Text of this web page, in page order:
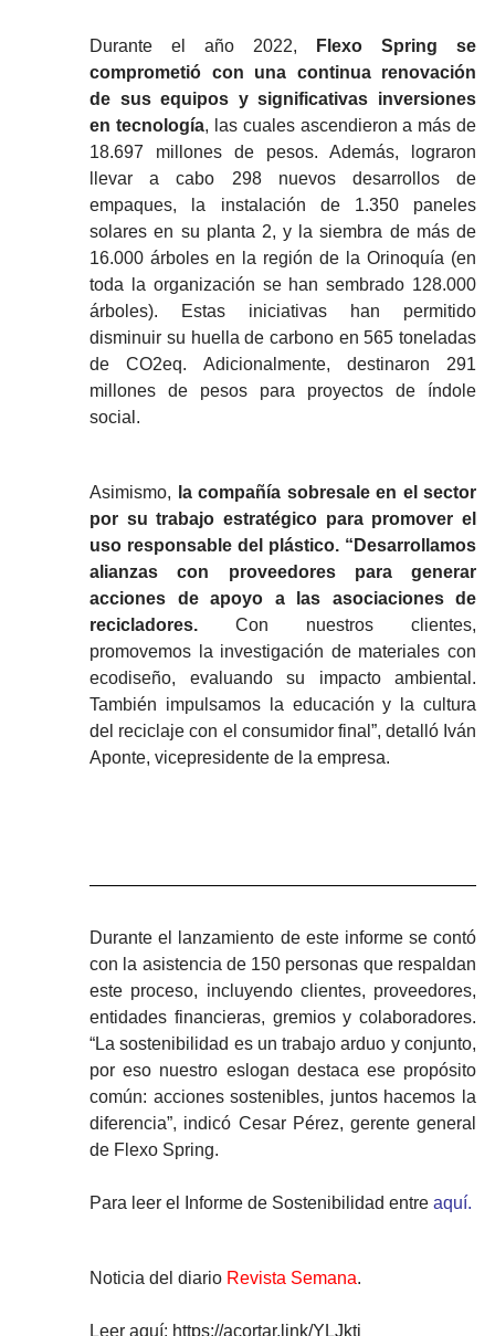
Durante el año 2022,
Flexo Spring se
comprometió con una continua renovación
de sus equipos y significativas inversiones
en tecnología, las cuales ascendieron a más de
18.697 millones de pesos. Además, lograron
llevar a cabo 298 nuevos desarrollos de
empaques, la instalación de 1.350 paneles
solares en su planta 2, y la siembra de más de
16.000 árboles en la región de la Orinoquía (en
toda la organización se han sembrado 128.000
árboles). Estas iniciativas han permitido
disminuir su huella de carbono en 565 toneladas
de CO2eq. Adicionalmente, destinaron 291
millones de pesos para proyectos de índole
social.
Asimismo, la compañía sobresale en el sector
por su trabajo estratégico para promover el
uso responsable del plástico. “Desarrollamos
alianzas con proveedores para generar
acciones de apoyo a las asociaciones de
recicladores.Con nuestros clientes,
promovemos la investigación de materiales con
ecodiseño, evaluando su impacto ambiental.
También impulsamos la educación y la cultura
del reciclaje con el consumidor final”, detalló Iván
Aponte, vicepresidente de la empresa.
Durante el lanzamiento de este informe se contó
con la asistencia de 150 personas que respaldan
este proceso, incluyendo clientes, proveedores,
entidades financieras, gremios y colaboradores.
“La sostenibilidad es un trabajo arduo y conjunto,
por eso nuestro eslogan destaca ese propósito
común: acciones sostenibles, juntos hacemos la
diferencia”, indicó Cesar Pérez, gerente general
de Flexo Spring.
Para leer el Informe de Sostenibilidad entre aquí.
Noticia del diario Revista Semana.
Leer aquí: https://acortar.link/YLJkti